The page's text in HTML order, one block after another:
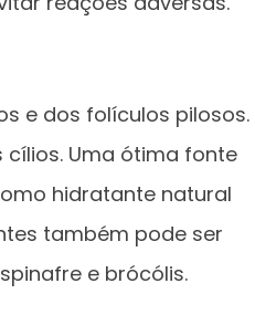
e dos folículos pilosos.
cílios. Uma ótima fonte
hidratante natural
também pode ser
e brócólis.